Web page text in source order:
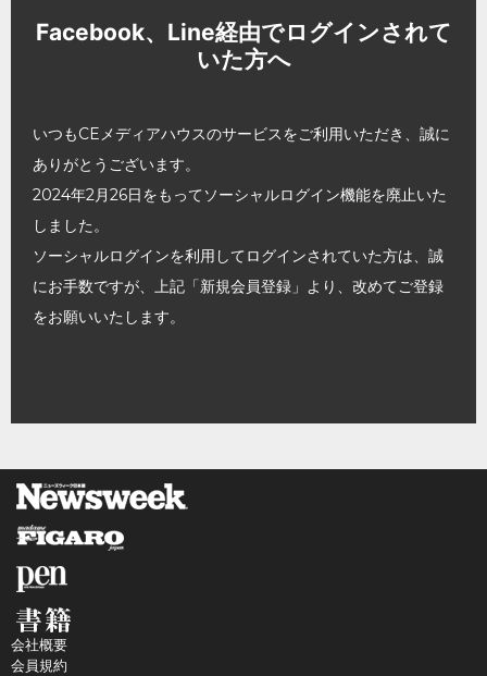
Facebook、Line経由でログインされて
いた方へ
いつもCEメディアハウスのサービスをご利用いただき、誠に
ありがとうございます。
2024年2月26日をもってソーシャルログイン機能を廃止いた
しました。
ソーシャルログインを利用してログインされていた方は、誠
にお手数ですが、上記「新規会員登録」より、改めてご登録
をお願いいたします。
会社概要
会員規約